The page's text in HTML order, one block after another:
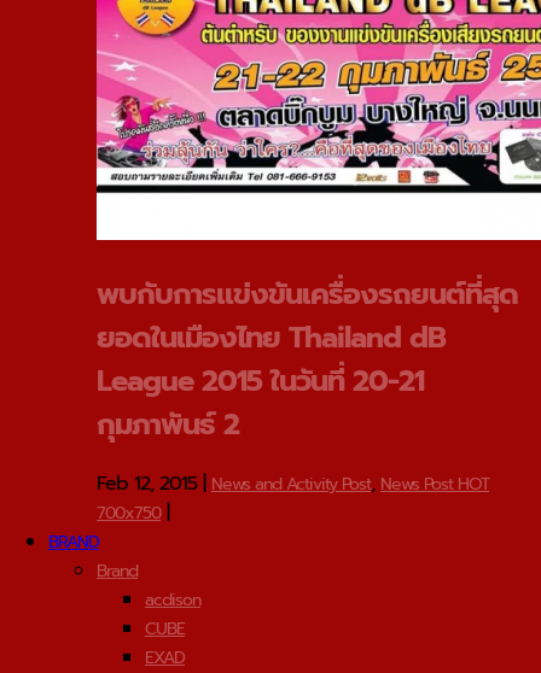
พบกับการแข่งขันเครื่องรถยนต์ที่สุด
ยอดในเมืองไทย Thailand dB
League 2015 ในวันที่ 20-21
กุมภาพันธ์ 2
Feb 12, 2015| News and Activity Post,News Post HOT
700x750|
BRAND
Brand
acdison
CUBE
EXAD